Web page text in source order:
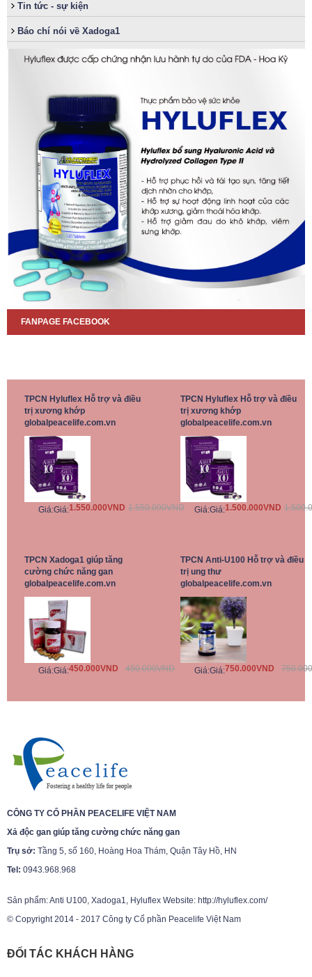
Tin tức - sự kiện
Báo chí nói về Xadoga1
FANPAGE FACEBOOK
TPCN Hyluflex Hỗ trợ và điều
trị xương khớp
globalpeacelife.com.vn
Giá:Giá:1.550.000VND 1.550.000VND
TPCN Hyluflex Hỗ trợ và điều
trị xương khớp
globalpeacelife.com.vn
Giá:Giá:1.500.000VND
TPCN Xadoga1 giúp tăng
cường chức năng gan
globalpeacelife.com.vn
Giá:Giá:450.000VND 450.000VND
TPCN Anti-U100 Hỗ trợ và điều
trị ung thư
globalpeacelife.com.vn
Giá:Giá:750.000VND
CÔNG TY CỔ PHẦN PEACELIFE VIỆT NAM
Xả độc gan giúp tăng cường chức năng gan
Trụ sở: Tầng 5, số 160, Hoàng Hoa Thám, Quận Tây Hồ, HN
Tel: 0943.968.968
Sản phẩm: Anti U100, Xadoga1, Hyluflex Website: http://hyluflex.com/
© Copyright 2014 - 2017 Công ty Cổ phần Peacelife Việt Nam
ĐỐI TÁC KHÁCH HÀNG